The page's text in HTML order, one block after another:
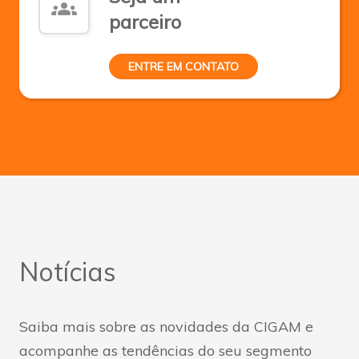
groups
parceiro
ENTRE EM CONTATO
Notícias
Saiba mais sobre as novidades da CIGAM e
acompanhe as tendências do seu segmento